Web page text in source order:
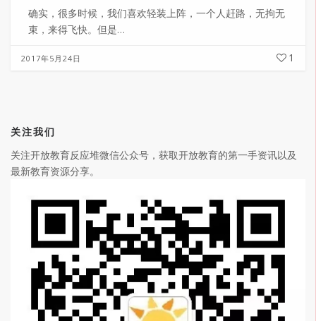
确实，很多时候，我们喜欢轻装上阵，一个人赶路，无拘无
束，来得飞快。但是…
2017年5月24日 1
关注我们
关注开放教育反应堆微信公众号，获取开放教育的第一手资讯以及
最新教育资源分享。